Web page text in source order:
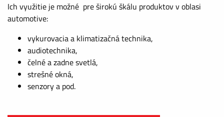
Ich využitie je možné pre širokú škálu produktov v oblasi
automotive:
vykurovacia a klimatizačná technika,
audiotechnika,
čelné a zadne svetlá,
strešné okná,
senzory a pod.